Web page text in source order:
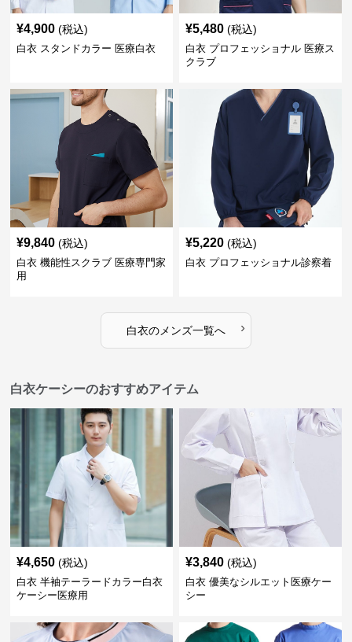
¥4,900 (税込)
白衣 スタンドカラー 医療白衣
¥5,480 (税込)
白衣 プロフェッショナル 医療ス
クラブ
¥9,840 (税込)
白衣 機能性スクラブ 医療専門家
用
¥5,220 (税込)
白衣 プロフェッショナル診察着
白衣のメンズ一覧へ ›
白衣ケーシーのおすすめアイテム
¥4,650 (税込)
白衣 半袖テーラードカラー白衣
ケーシー医療用
¥3,840 (税込)
白衣 優美なシルエット医療ケー
シー